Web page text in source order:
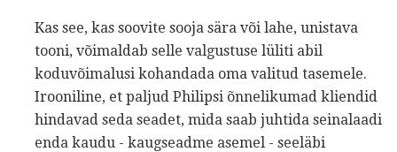
Kas see, kas soovite sooja sära või lahe, unistava
tooni, võimaldab selle valgustuse lüliti abil
koduvõimalusi kohandada oma valitud tasemele.
Irooniline, et paljud Philipsi õnnelikumad kliendid
hindavad seda seadet, mida saab juhtida seinalaadi
enda kaudu - kaugseadme asemel - seeläbi